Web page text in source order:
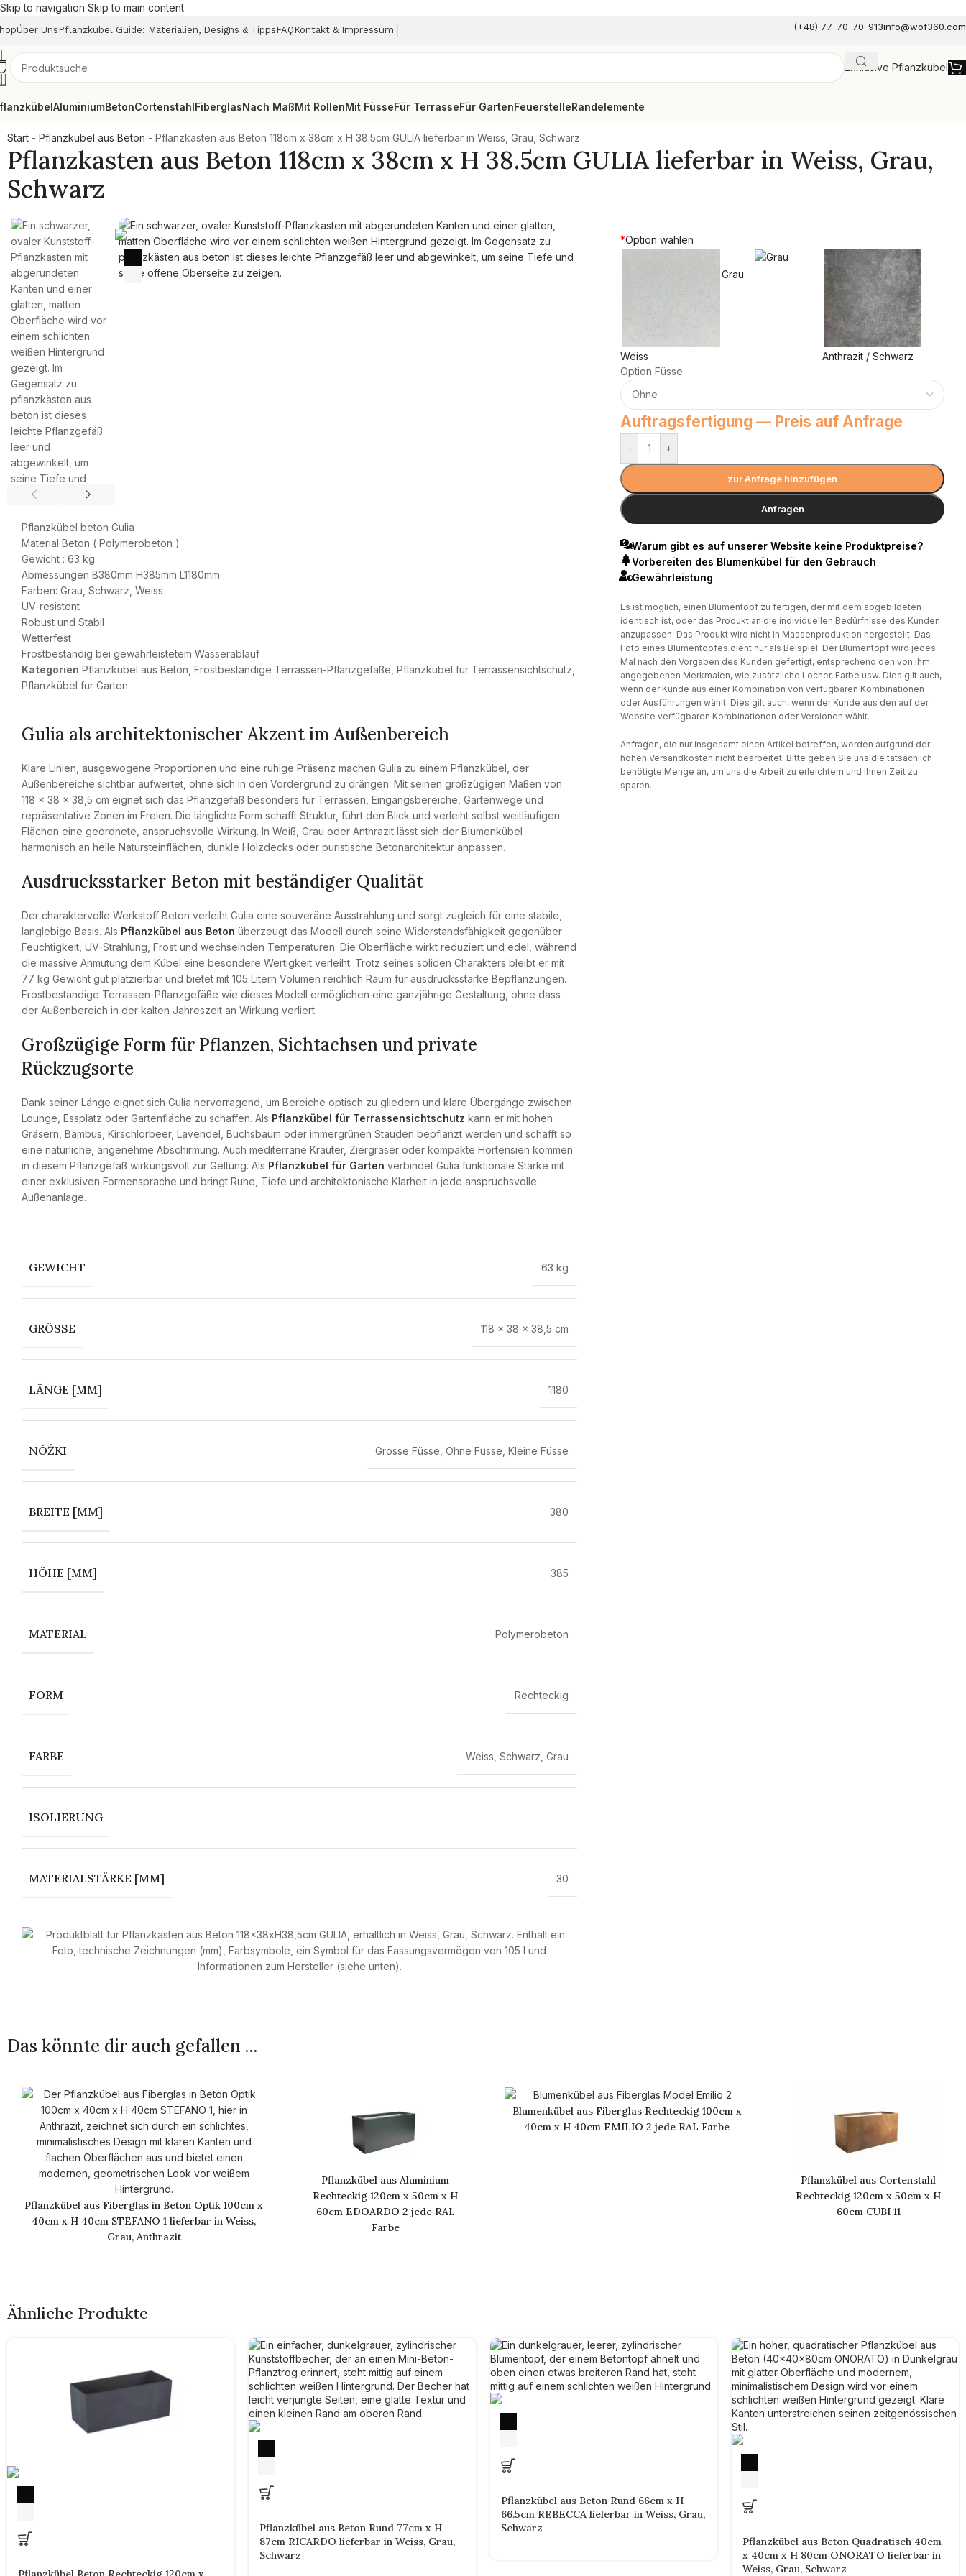
Skip to navigation Skip to main content
Über Uns Pflanzkübel Guide: Materialien, Designs & Tipps FAQ Kontakt & Impressum (+48) 77-70-70-913info@wof360.com
Exklusive Pflanzkübel
AluminiumBetonCortenstahlFiberglasNach MaßMit RollenMit FüsseFür TerrasseFür GartenFeuerstelleRandelemente
Start - Pflanzkübel aus Beton - Pflanzkasten aus Beton 118cm x 38cm x H 38.5cm GULIA lieferbar in Weiss, Grau, Schwarz
Pflanzkasten aus Beton 118cm x 38cm x H 38.5cm GULIA lieferbar in Weiss, Grau,
Schwarz
Pflanzkübel beton Gulia
Material Beton ( Polymerobeton )
Gewicht : 63 kg
Abmessungen B380mm H385mm L1180mm
Farben: Grau, Schwarz, Weiss
UV-resistent
Robust und Stabil
Wetterfest
Frostbeständig bei gewährleistetem Wasserablauf
Kategorien Pflanzkübel aus Beton Frostbeständige Terrassen-Pflanzgefäße Pflanzkübel für Terrassensichtschutz
Pflanzkübel für Garten
Gulia als architektonischer Akzent im Außenbereich
Klare Linien, ausgewogene Proportionen und eine ruhige Präsenz machen Gulia zu einem Pflanzkübel, der
Außenbereiche sichtbar aufwertet, ohne sich in den Vordergrund zu drängen. Mit seinen großzügigen Maßen von
118 x 38 x 38,5 cm eignet sich das Pflanzgefäß besonders für Terrassen, Eingangsbereiche, Gartenwege und
repräsentative Zonen im Freien. Die längliche Form schafft Struktur, führt den Blick und verleiht selbst weitläufigen
Flächen eine geordnete, anspruchsvolle Wirkung. In Weiß, Grau oder Anthrazit lässt sich der Blumenkübel
harmonisch an helle Natursteinflächen, dunkle Holzdecks oder puristische Betonarchitektur anpassen.
Ausdrucksstarker Beton mit beständiger Qualität
Der charaktervolle Werkstoff Beton verleiht Gulia eine souveräne Ausstrahlung und sorgt zugleich für eine stabile,
langlebige Basis. Als Pflanzkübel aus Beton überzeugt das Modell durch seine Widerstandsfähigkeit gegenüber
Feuchtigkeit, UV-Strahlung, Frost und wechselnden Temperaturen. Die Oberfläche wirkt reduziert und edel, während
die massive Anmutung dem Kübel eine besondere Wertigkeit verleiht. Trotz seines soliden Charakters bleibt er mit
77 kg Gewicht gut platzierbar und bietet mit 105 Litern Volumen reichlich Raum für ausdrucksstarke Bepflanzungen.
Frostbeständige Terrassen-Pflanzgefäße wie dieses Modell ermöglichen eine ganzjährige Gestaltung, ohne dass
der Außenbereich in der kalten Jahreszeit an Wirkung verliert.
Großzügige Form für Pflanzen, Sichtachsen und private
Rückzugsorte
Dank seiner Länge eignet sich Gulia hervorragend, um Bereiche optisch zu gliedern und klare Übergänge zwischen
Lounge, Essplatz oder Gartenfläche zu schaffen. Als Pflanzkübel für Terrassensichtschutz kann er mit hohen
Gräsern, Bambus, Kirschlorbeer, Lavendel, Buchsbaum oder immergrünen Stauden bepflanzt werden und schafft so
eine natürliche, angenehme Abschirmung. Auch mediterrane Kräuter, Ziergräser oder kompakte Hortensien kommen
in diesem Pflanzgefäß wirkungsvoll zur Geltung. Als Pflanzkübel für Garten verbindet Gulia funktionale Stärke mit
einer exklusiven Formensprache und bringt Ruhe, Tiefe und architektonische Klarheit in jede anspruchsvolle
Außenanlage.
GEWICHT 63 kg
GRÖSSE 118 × 38 × 38,5 cm
LÄNGE [MM] 1180
NÓŻKI Grosse Füsse Ohne Füsse Kleine Füsse
BREITE [MM] 380
HÖHE [MM] 385
MATERIAL Polymerobeton
FORM Rechteckig
FARBE Weiss Schwarz Grau
ISOLIERUNG
MATERIALSTÄRKE [MM] 30
*Option wählen
Weiss
Grau
Anthrazit / Schwarz
Option Füsse
Auftragsfertigung — Preis auf Anfrage
- +
zur Anfrage hinzufügen
Anfragen
Warum gibt es auf unserer Website keine Produktpreise?
Vorbereiten des Blumenkübel für den Gebrauch
Gewährleistung
Es ist möglich, einen Blumentopf zu fertigen, der mit dem abgebildeten
identisch ist, oder das Produkt an die individuellen Bedürfnisse des Kunden
anzupassen. Das Produkt wird nicht in Massenproduktion hergestellt. Das
Foto eines Blumentopfes dient nur als Beispiel. Der Blumentopf wird jedes
Mal nach den Vorgaben des Kunden gefertigt, entsprechend den von ihm
angegebenen Merkmalen, wie zusätzliche Löcher, Farbe usw. Dies gilt auch,
wenn der Kunde aus einer Kombination von verfügbaren Kombinationen
oder Ausführungen wählt. Dies gilt auch, wenn der Kunde aus den auf der
Website verfügbaren Kombinationen oder Versionen wählt.
Anfragen, die nur insgesamt einen Artikel betreffen, werden aufgrund der
hohen Versandkosten nicht bearbeitet. Bitte geben Sie uns die tatsächlich
benötigte Menge an, um uns die Arbeit zu erleichtern und Ihnen Zeit zu
sparen.
Das könnte dir auch gefallen …
Pflanzkübel aus Fiberglas in Beton Optik 100cm x
40cm x H 40cm STEFANO 1 lieferbar in Weiss,
Grau, Anthrazit
Pflanzkübel aus Aluminium
Rechteckig 120cm x 50cm x H
60cm EDOARDO 2 jede RAL
Farbe
Blumenkübel aus Fiberglas Rechteckig 100cm x
40cm x H 40cm EMILIO 2 jede RAL Farbe
Pflanzkübel aus Cortenstahl
Rechteckig 120cm x 50cm x H
60cm CUBI 11
Ähnliche Produkte
Pflanzkübel aus Beton Rund 77cm x H
87cm RICARDO lieferbar in Weiss, Grau,
Schwarz
Pflanzkübel aus Beton Rund 66cm x H
66.5cm REBECCA lieferbar in Weiss, Grau,
Schwarz
Pflanzkübel aus Beton Quadratisch 40cm
x 40cm x H 80cm ONORATO lieferbar in
Weiss, Grau, Schwarz